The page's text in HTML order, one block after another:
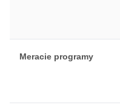
Meracie programy